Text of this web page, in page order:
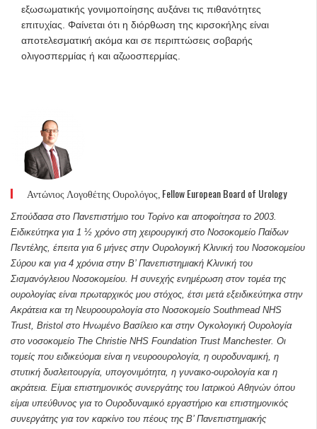
εξωσωματικής γονιμοποίησης αυξάνει τις πιθανότητες
επιτυχίας. Φαίνεται ότι η διόρθωση της κιρσοκήλης είναι
αποτελεσματική ακόμα και σε περιπτώσεις σοβαρής
ολιγοσπερμίας ή και αζωοσπερμίας.
Αντώνιος Λογοθέτης Ουρολόγος, Fellow European Board of Urology
Σπούδασα στο Πανεπιστήμιο του Τορίνο και αποφοίτησα το 2003.
Ειδικεύτηκα για 1 ½ χρόνο στη χειρουργική στο Νοσοκομείο Παίδων
Πεντέλης, έπειτα για 6 μήνες στην Ουρολογική Κλινική του Νοσοκομείου
Σύρου και για 4 χρόνια στην Β’ Πανεπιστημιακή Κλινική του
Σισμανόγλειου Νοσοκομείου. Η συνεχής ενημέρωση στον τομέα της
ουρολογίας είναι πρωταρχικός μου στόχος, έτσι μετά εξειδικεύτηκα στην
Ακράτεια και τη Νευροουρολογία στο Νοσοκομείο Southmead NHS
Trust, Bristol στο Ηνωμένο Βασίλειο και στην Ογκολογική Ουρολογία
στο νοσοκομείο The Christie NHS Foundation Trust Manchester. Οι
τομείς που ειδικεύομαι είναι η νευροουρολογία, η ουροδυναμική, η
στυτική δυσλειτουργία, υπογονιμότητα, η γυναικο-ουρολογία και η
ακράτεια. Είμαι επιστημονικός συνεργάτης του Ιατρικού Αθηνών όπου
είμαι υπεύθυνος για το Ουροδυναμικό εργαστήριο και επιστημονικός
συνεργάτης για τον καρκίνο του πέους της Β’ Πανεπιστημιακής